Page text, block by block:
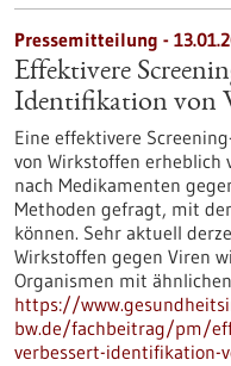
Pressemitteilung -
Effektivere
Identifikation von
Eine effektivere
von Wirkstoffen erheblich
nach Medikamenten
Methoden gefragt, mit
können. Sehr aktuell
Wirkstoffen gegen Viren
Organismen mit
https://
bw.de/fachbeitrag/pm/
verbessert-identifikation-